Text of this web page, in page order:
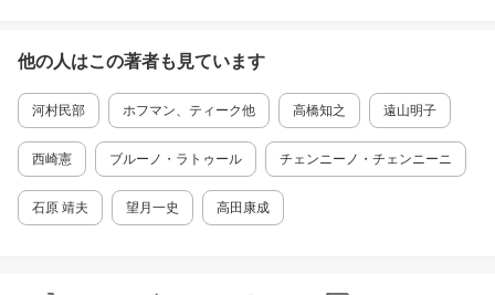
ンの小説『リエンツィ』であり、翻訳名を『開
巻悲憤 慨世士伝』（明18）という。のちには
漱石がこの小説を原書で読んで、感激したト書
きを残している。それほど逍遙、或いは漱石
全体の三分の一、つまり原本第二巻の終わりま
でを12套に纏めて訳したままで、あとは続いて
訳すると約束しながら、出版を頓挫してしまっ
ている。実はこの小説はここから先が最も波乱
他の人はこの著者も見ています
河村民部 ホフマン、ティーク他 高橋知之 遠山明子
西崎憲 ブルーノ・ラトゥール チェンニーノ・チェンニーニ
石原 靖夫 望月一史 高田康成